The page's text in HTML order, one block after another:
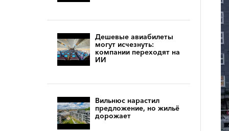
Дешевые авиабилеты
могут исчезнуть:
компании переходят на
ИИ
Вильнюс нарастил
предложение, но жильё
дорожает